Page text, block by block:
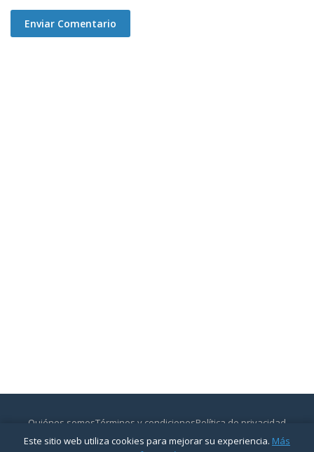
Este sitio web utiliza cookies para mejorar su experiencia. Más
Enviar Comentario
Quiénes somosTérminos y condicionesPolítica de privacidad
Contactar